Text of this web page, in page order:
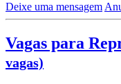
Deixe uma mensagem
Vagas para
vagas)